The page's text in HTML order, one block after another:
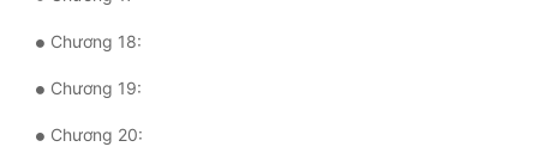
Chương 18:
Chương 19:
Chương 20: